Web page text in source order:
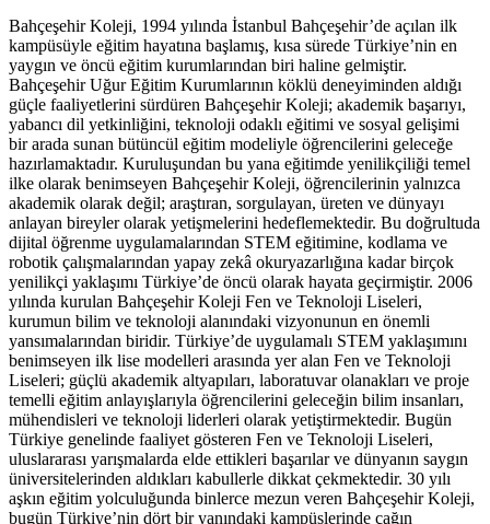
Bahçeşehir Koleji, 1994 yılında İstanbul Bahçeşehir’de açılan ilk
kampüsüyle eğitim hayatına başlamış, kısa sürede Türkiye’nin en
yaygın ve öncü eğitim kurumlarından biri haline gelmiştir.
Bahçeşehir Uğur Eğitim Kurumlarının köklü deneyiminden aldığı
güçle faaliyetlerini sürdüren Bahçeşehir Koleji; akademik başarıyı,
yabancı dil yetkinliğini, teknoloji odaklı eğitimi ve sosyal gelişimi
bir arada sunan bütüncül eğitim modeliyle öğrencilerini geleceğe
hazırlamaktadır. Kuruluşundan bu yana eğitimde yenilikçiliği temel
ilke olarak benimseyen Bahçeşehir Koleji, öğrencilerinin yalnızca
akademik olarak değil; araştıran, sorgulayan, üreten ve dünyayı
anlayan bireyler olarak yetişmelerini hedeflemektedir. Bu doğrultuda
dijital öğrenme uygulamalarından STEM eğitimine, kodlama ve
robotik çalışmalarından yapay zekâ okuryazarlığına kadar birçok
yenilikçi yaklaşımı Türkiye’de öncü olarak hayata geçirmiştir. 2006
yılında kurulan Bahçeşehir Koleji Fen ve Teknoloji Liseleri,
kurumun bilim ve teknoloji alanındaki vizyonunun en önemli
yansımalarından biridir. Türkiye’de uygulamalı STEM yaklaşımını
benimseyen ilk lise modelleri arasında yer alan Fen ve Teknoloji
Liseleri; güçlü akademik altyapıları, laboratuvar olanakları ve proje
temelli eğitim anlayışlarıyla öğrencilerini geleceğin bilim insanları,
mühendisleri ve teknoloji liderleri olarak yetiştirmektedir. Bugün
Türkiye genelinde faaliyet gösteren Fen ve Teknoloji Liseleri,
uluslararası yarışmalarda elde ettikleri başarılar ve dünyanın saygın
üniversitelerinden aldıkları kabullerle dikkat çekmektedir. 30 yılı
aşkın eğitim yolculuğunda binlerce mezun veren Bahçeşehir Koleji,
bugün Türkiye’nin dört bir yanındaki kampüslerinde çağın